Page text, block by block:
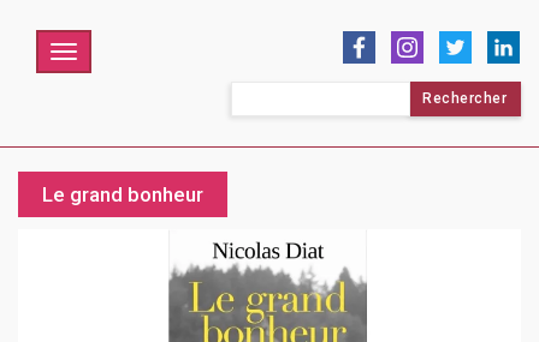
Menu
Le grand bonheur